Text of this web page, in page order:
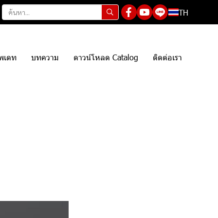
TH
เดท บทความ ดาวน์โหลด Catalog ติดต่อเรา